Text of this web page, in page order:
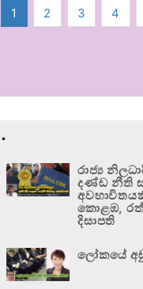
1 2 3 4
.
රාජ්‍ය
දණ්ඩ නීති
කොළඹ,
දිසාපති
ලෝකයේ